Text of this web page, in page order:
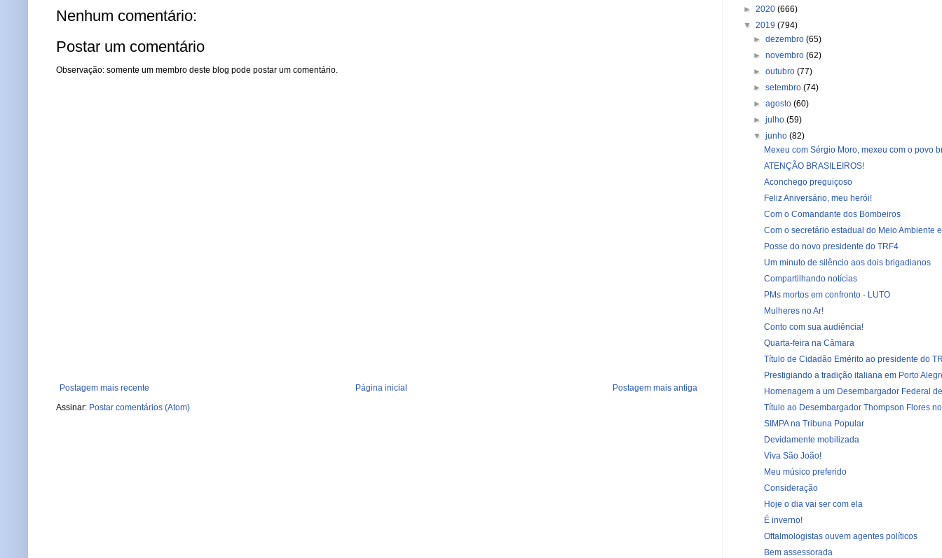
Nenhum comentário:
Postar um comentário
Observação: somente um membro deste blog pode postar um comentário.
Postagem mais recente Postagem mais antiga
Página inicial
Assinar: Postar comentários (Atom)
► 2020 (666)
▼ 2019 (794)
►dezembro(65)
►novembro(62)
►outubro(77)
►setembro(74)
►agosto(60)
►julho(59)
▼junho(82)
Mexeu com Sérgio Moro, mexeu com o povo
ATENÇÃO BRASILEIROS!
Aconchego preguiçoso
Feliz Aniversário, meu herói!
Com o Comandante dos Bombeiros
Com o secretário estadual do Meio Ambiente
Posse do novo presidente do TRF4
Um minuto de silêncio aos dois brigadianos
Compartilhando notícias
PMs mortos em confronto - LUTO
Mulheres no Ar!
Conto com sua audiência!
Quarta-feira na Câmara
Título de Cidadão Emérito ao presidente do
Prestigiando a tradição italiana em Porto
Homenagem a um Desembargador Federal
Título ao Desembargador Thompson Flores
SIMPA na Tribuna Popular
Devidamente mobilizada
Viva São João!
Meu músico preferido
Consideração
Hoje o dia vai ser com ela
É inverno!
Oftalmologistas ouvem agentes políticos
Bem assessorada